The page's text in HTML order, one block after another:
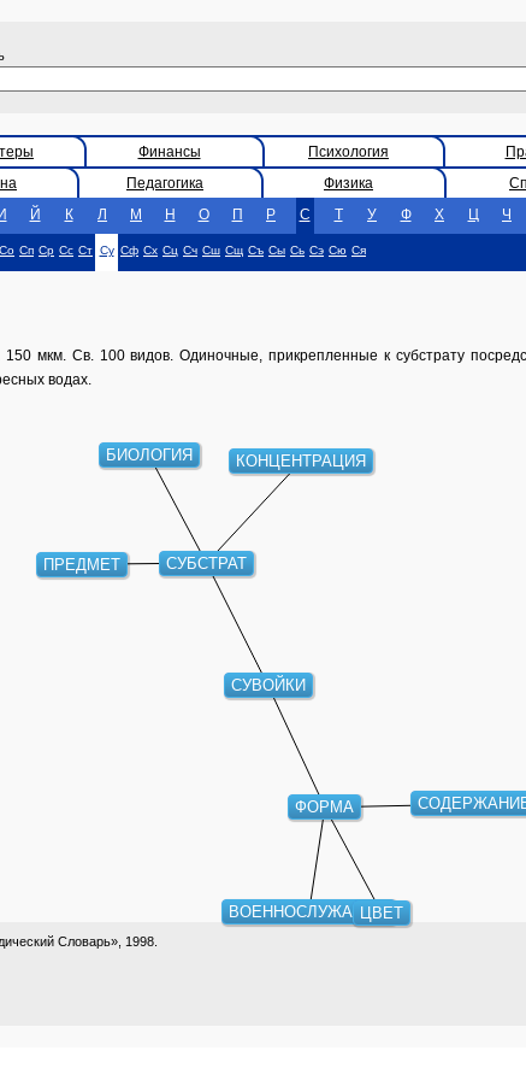
Финансы Психология
Педагогика Физика
И Й К Л М Н О П Р С Т У Ф Х Ц Ч
Со Сп Ср Сс Ст Су Сф Сх Сц Сч Сш Сщ Съ Сы Сь Сэ Сю Ся
мкм. Св. 100 видов. Одиночные, прикрепленные к субстрату
водах.
СУВОЙКИ
СУБСТРАТ
ФОРМА
КОНЦЕНТРАЦИЯ
БИОЛОГИЯ
ПРЕДМЕТ
ВОЕННОСЛУЖАЩИЙ
ЦВЕТ
Словарь», 1998.